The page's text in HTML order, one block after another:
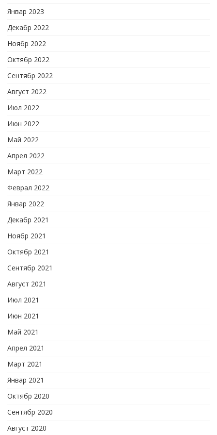
Январ 2023
Декабр 2022
Ноябр 2022
Октябр 2022
Сентябр 2022
Август 2022
Июл 2022
Июн 2022
Май 2022
Апрел 2022
Март 2022
Феврал 2022
Январ 2022
Декабр 2021
Ноябр 2021
Октябр 2021
Сентябр 2021
Август 2021
Июл 2021
Июн 2021
Май 2021
Апрел 2021
Март 2021
Январ 2021
Октябр 2020
Сентябр 2020
Август 2020